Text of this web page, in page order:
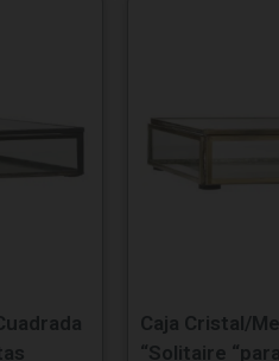
Caja Cristal/
“Solitaire